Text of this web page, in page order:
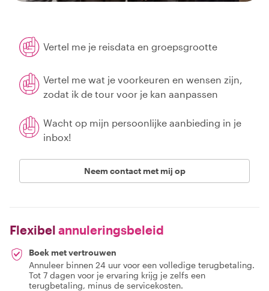
Vertel me je reisdata en groepsgrootte
Vertel me wat je voorkeuren en wensen zijn,
zodat ik de tour voor je kan aanpassen
Wacht op mijn persoonlijke aanbieding in je
inbox!
Neem contact met mij op
Flexibel annuleringsbeleid
Boek met vertrouwen
Annuleer binnen 24 uur voor een volledige terugbetaling.
Tot 7 dagen voor je ervaring krijg je zelfs een
terugbetaling, minus de servicekosten.